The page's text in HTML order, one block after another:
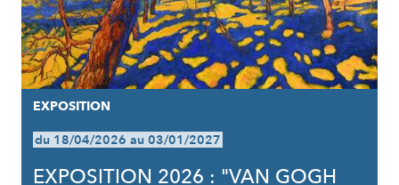
EXPOSITION
du 18/04/2026 au 03/01/2027
EXPOSITION 2026 : "VAN GOGH